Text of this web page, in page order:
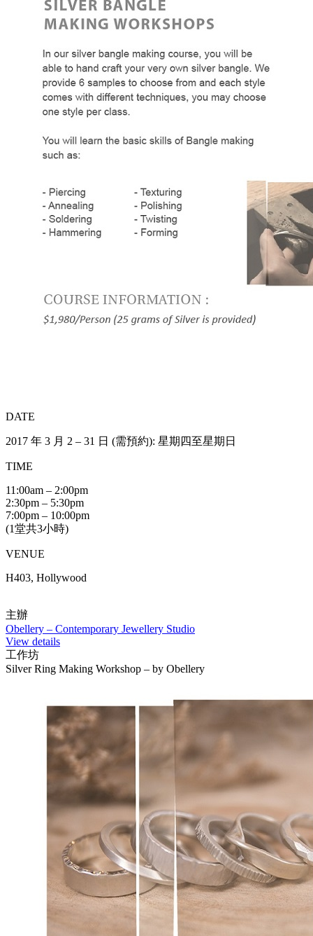
DATE
2017 年 3 月 2 – 31 日 (需預約): 星期四至星期日
TIME
11:00am – 2:00pm
2:30pm – 5:30pm
7:00pm – 10:00pm
(1堂共3小時)
VENUE
H403, Hollywood
主辦
Obellery – Contemporary Jewellery Studio
View details
工作坊
Silver Ring Making Workshop – by Obellery